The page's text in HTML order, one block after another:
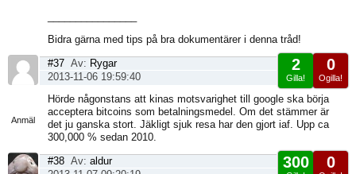
Bidra gärna med tips på bra dokumentärer i denna tråd!
Anmäl
0
Ogilla!
2
Gilla!
#37 Av: Rygar
2013-11-06 19:59:40
Hörde någonstans att kinas motsvarighet till google ska börja
acceptera bitcoins som betalningsmedel. Om det stämmer är
det ju ganska stort. Jäkligt sjuk resa har den gjort iaf. Upp ca
300,000 % sedan 2010.
0
300
#38 Av: aldur